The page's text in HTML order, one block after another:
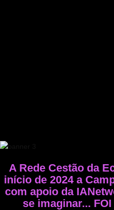
A Rede Cestão da
início de 2024 a
com apoio da
se imaginar...